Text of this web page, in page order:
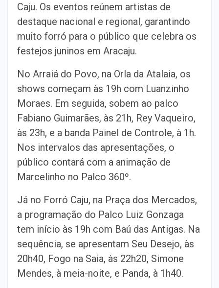
Caju. Os eventos reúnem artistas de
destaque nacional e regional, garantindo
muito forró para o público que celebra os
festejos juninos em Aracaju.
No Arraiá do Povo, na Orla da Atalaia, os
shows começam às 19h com Luanzinho
Moraes. Em seguida, sobem ao palco
Fabiano Guimarães, às 21h, Rey Vaqueiro,
às 23h, e a banda Painel de Controle, à 1h.
Nos intervalos das apresentações, o
público contará com a animação de
Marcelinho no Palco 360º.
Já no Forró Caju, na Praça dos Mercados,
a programação do Palco Luiz Gonzaga
tem início às 19h com Baú das Antigas. Na
sequência, se apresentam Seu Desejo, às
20h40, Fogo na Saia, às 22h20, Simone
Mendes, à meia-noite, e Panda, à 1h40.